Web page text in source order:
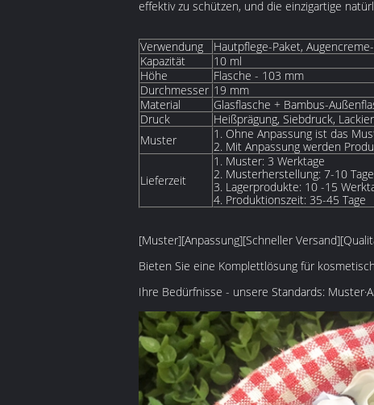
effektiv zu schützen, und die einzigartige
Verwendung
Hautpflege-Paket,
Kapazität
10 ml
Höhe
Flasche - 103 mm
Durchmesser 19 mm
Material
Glasflasche + Bambus-
Druck
Heißprägung, Siebdruck,
Muster
1. Ohne Anpassung ist das
2. Mit Anpassung werden
Lieferzeit
1. Muster: 3 Werktage
2. Musterherstellung: 7-10 Tage
3. Lagerprodukte: 10 -15
4. Produktionszeit: 35-45 Tage
[Muster][Anpassung][Schneller
Bieten Sie eine Komplettlösung für
Ihre Bedürfnisse - unsere Standards: